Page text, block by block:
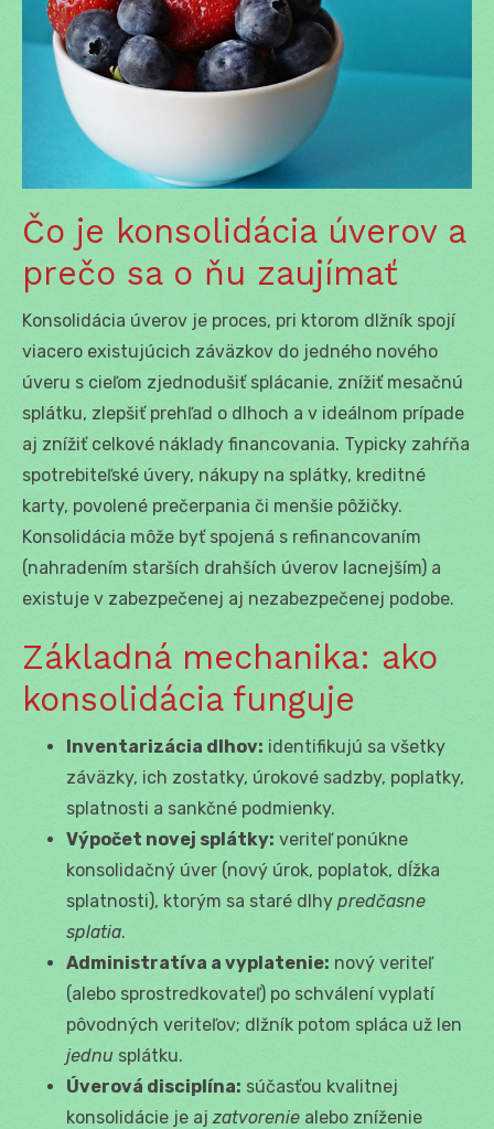
Čo je konsolidácia úverov a
prečo sa o ňu zaujímať
Konsolidácia úverov je proces, pri ktorom dlžník spojí
viacero existujúcich záväzkov do jedného nového
úveru s cieľom zjednodušiť splácanie, znížiť mesačnú
splátku, zlepšiť prehľad o dlhoch a v ideálnom prípade
aj znížiť celkové náklady financovania. Typicky zahŕňa
spotrebiteľské úvery, nákupy na splátky, kreditné
karty, povolené prečerpania či menšie pôžičky.
Konsolidácia môže byť spojená s refinancovaním
(nahradením starších drahších úverov lacnejším) a
existuje v zabezpečenej aj nezabezpečenej podobe.
Základná mechanika: ako
konsolidácia funguje
Inventarizácia dlhov: identifikujú sa všetky
záväzky, ich zostatky, úrokové sadzby, poplatky,
splatnosti a sankčné podmienky.
Výpočet novej splátky: veriteľ ponúkne
konsolidačný úver (nový úrok, poplatok, dĺžka
splatnosti), ktorým sa staré dlhy predčasne
splatia.
Administratíva a vyplatenie: nový veriteľ
(alebo sprostredkovateľ) po schválení vyplatí
pôvodných veriteľov; dlžník potom spláca už len
jednu splátku.
Úverová disciplína: súčasťou kvalitnej
konsolidácie je ajzatvorenie alebo zníženie